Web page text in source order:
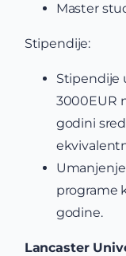
Master
Stipendije:
Stipendije
3000EUR
godini
programe
godine.
Lancaster